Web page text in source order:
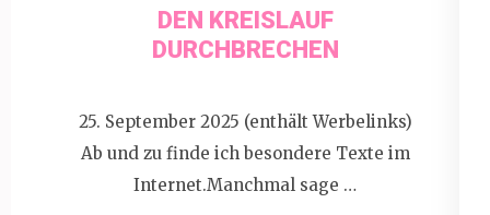
DEN KREISLAUF
DURCHBRECHEN
25. September 2025 (enthält Werbelinks)
Ab und zu finde ich besondere Texte im
Internet.Manchmal sage …